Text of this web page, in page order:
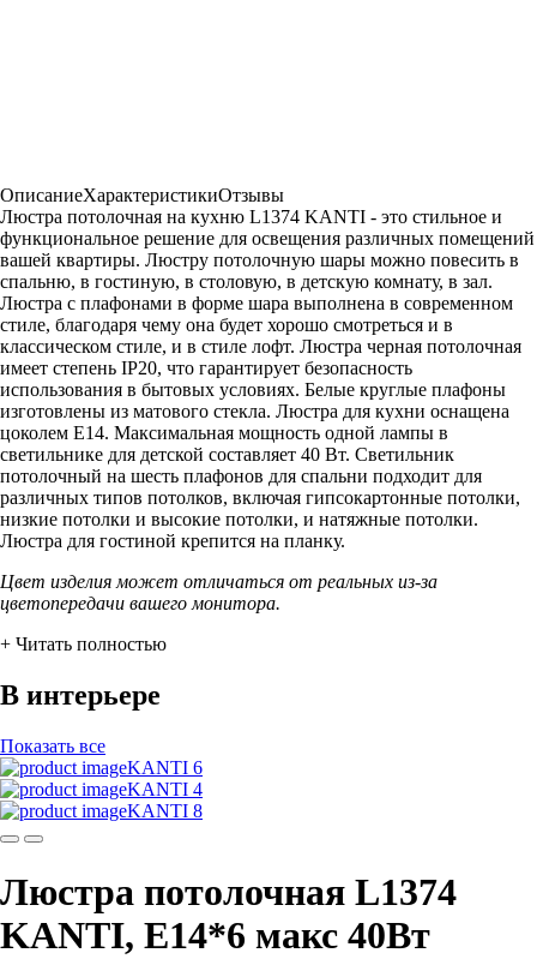
ОписаниеХарактеристикиОтзывы
Люстра потолочная на кухню L1374 KANTI - это стильное и
функциональное решение для освещения различных помещений
вашей квартиры. Люстру потолочную шары можно повесить в
спальню, в гостиную, в столовую, в детскую комнату, в зал.
Люстра с плафонами в форме шара выполнена в современном
стиле, благодаря чему она будет хорошо смотреться и в
классическом стиле, и в стиле лофт. Люстра черная потолочная
имеет степень IP20, что гарантирует безопасность
использования в бытовых условиях. Белые круглые плафоны
изготовлены из матового стекла. Люстра для кухни оснащена
цоколем Е14. Максимальная мощность одной лампы в
светильнике для детской составляет 40 Вт. Светильник
потолочный на шесть плафонов для спальни подходит для
различных типов потолков, включая гипсокартонные потолки,
низкие потолки и высокие потолки, и натяжные потолки.
Люстра для гостиной крепится на планку.
Цвет изделия может отличаться от реальных из-за
цветопередачи вашего монитора.
+ Читать полностью
В интерьере
Показать все
KANTI 6
KANTI 4
KANTI 8
Люстра потолочная L1374
KANTI, E14*6 макс 40Вт